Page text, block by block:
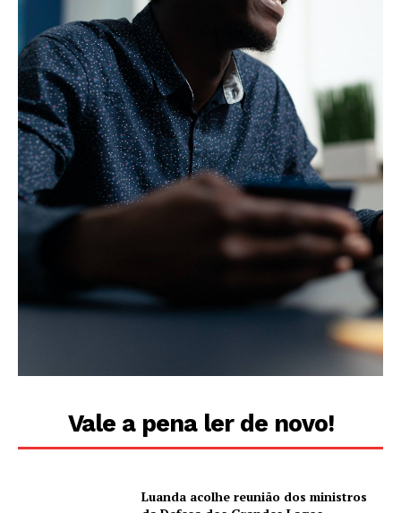
Vale a pena ler de novo!
Luanda acolhe reunião dos ministros